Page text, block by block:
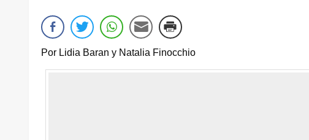
Por Lidia Baran y Natalia Finocchio